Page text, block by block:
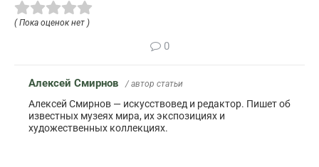
( Пока оценок нет )
0
Алексей Смирнов / автор статьи
Алексей Смирнов — искусствовед и редактор. Пишет об
известных музеях мира, их экспозициях и
художественных коллекциях.